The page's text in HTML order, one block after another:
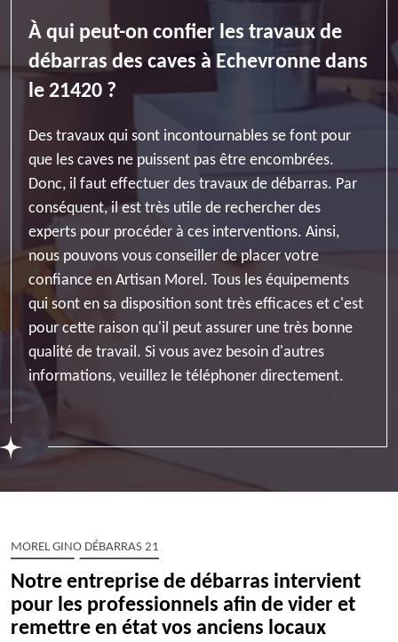
À qui peut-on confier les travaux de
débarras des caves à Echevronne dans
le 21420 ?
Des travaux qui sont incontournables se font pour
que les caves ne puissent pas être encombrées.
Donc, il faut effectuer des travaux de débarras. Par
conséquent, il est très utile de rechercher des
experts pour procéder à ces interventions. Ainsi,
nous pouvons vous conseiller de placer votre
confiance en Artisan Morel. Tous les équipements
qui sont en sa disposition sont très efficaces et c'est
pour cette raison qu'il peut assurer une très bonne
qualité de travail. Si vous avez besoin d'autres
informations, veuillez le téléphoner directement.
MOREL GINO DÉBARRAS 21
Notre entreprise de débarras intervient
pour les professionnels afin de vider et
remettre en état vos anciens locaux